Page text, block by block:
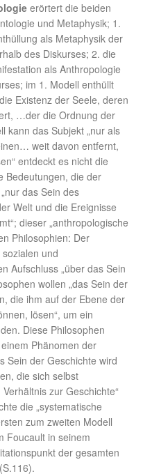
erörtert die beiden
und Metaphysik; 1.
als Metaphysik der
des Diskurses; 2. die
als Anthropologie
im 1. Modell enthüllt
Existenz der Seele, deren
…der die Ordnung der
kann das Subjekt „nur als
weit davon entfernt,
entdeckt es nicht die
Bedeutungen, die der
das Sein des
Welt und die Ereignisse
dieser „anthropologische
Philosophien: Der
und
Aufschluss „über das Sein
wollen „das Sein der
die ihm auf der Ebene der
lösen“, um ein
Diese Philosophen
Phänomen der
Sein der Geschichte wird
die sich selbst
zur Geschichte“
die „systematische
zum zweiten Modell
Foucault in seinem
der gesamten